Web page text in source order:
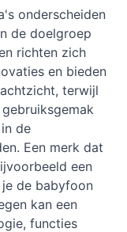
onderscheiden
de doelgroep
richten zich
en bieden
terwijl
de
Een merk dat
een
de babyfoon
kan een
functies